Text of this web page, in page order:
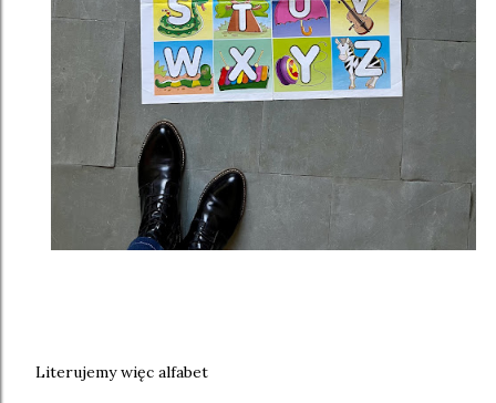
Literujemy więc alfabet